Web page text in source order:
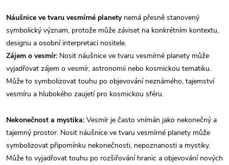
Náušnice ve tvaru vesmírné planetynemá přesně stanovený
symbolický význam, protože může záviset na konkrétním kontextu,
designu a osobní interpretaci nositele.
Zájem o vesmír: Nosit náušnice ve tvaru vesmírné planety může
vyjadřovat zájem o vesmír, astronomii nebo kosmickou tematiku.
Může to symbolizovat touhu po objevování neznámého, tajemství
vesmíru a hlubokého zaujetí pro kosmickou sféru.
Nekonečnost a mystika: Vesmír je často vnímán jako nekonečný a
tajemný prostor. Nosit náušnice ve tvaru vesmírné planety může
symbolizovat připomínku nekonečnosti, nepoznanosti a mystiky.
Může to vyjadřovat touhu po rozšiřování hranic a objevování nových